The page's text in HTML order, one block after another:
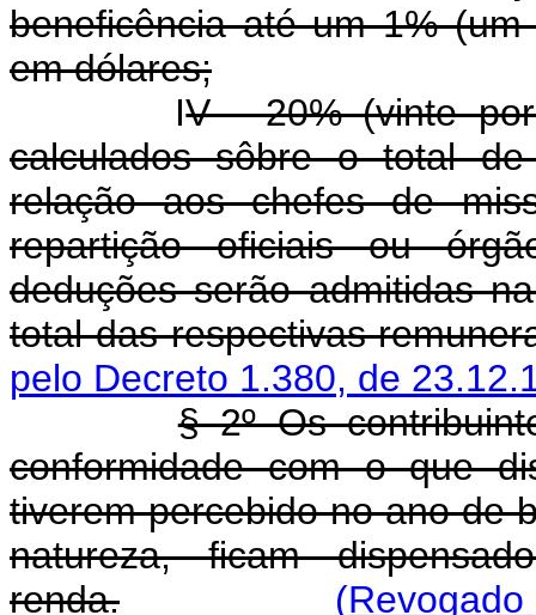
beneficência até um 1%
em dólares;
IV - 20% (vinte
calculados sôbre o total
relação aos chefes de
repartição oficiais ou
deduções serão admitidas
total das respectivas
pelo Decreto 1.380, de
§ 2º Os
conformidade com o que
tiverem percebido no ano de
natureza, ficam
renda.